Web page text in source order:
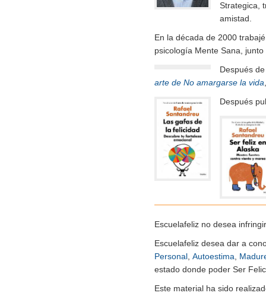
Strategica,
amistad.
En la década de 2000
psicología Mente Sana,
Después
arte de No amargarse la vida
Después
Escuelafeliz no desea
Escuelafeliz desea dar a
Personal, Autoestima,
estado donde poder Ser
Este material ha sido